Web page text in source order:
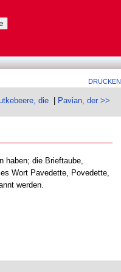
DRUCKEN
die Pavian, der >>
haben; die Brieftaube,
Wort Pavedette, Povedette,
werden.